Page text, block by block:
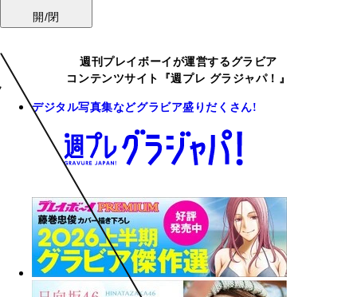
開/閉
週刊プレイボーイが運営するグラビア
コンテンツサイト『週プレ グラジャパ！』
デジタル写真集などグラビア盛りだくさん!